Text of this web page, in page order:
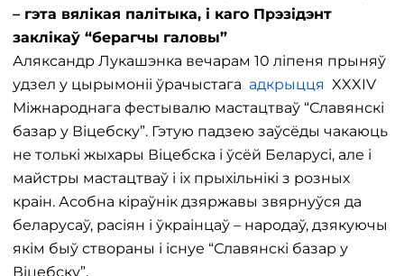
– гэта вялікая палітыка, і каго Прэзідэнт
заклікаў “берагчы галовы”
Аляксандр Лукашэнка вечарам 10 ліпеня прыняў
удзел у цырымоніі ўрачыстага адкрыцця XXXIV
Міжнароднага фестывалю мастацтваў “Славянскі
базар у Віцебску”. Гэтую падзею заўсёды чакаюць
не толькі жыхары Віцебска і ўсёй Беларусі, але і
майстры мастацтваў і іх прыхільнікі з розных
краін. Асобна кіраўнік дзяржавы звярнуўся да
беларусаў, расіян і ўкраінцаў – народаў, дзякуючы
якім быў створаны і існуе “Славянскі базар у
Віцебску”.